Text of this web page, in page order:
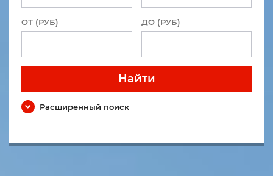
ОТ (РУБ) ДО (РУБ)
Найти
Расширенный поиск